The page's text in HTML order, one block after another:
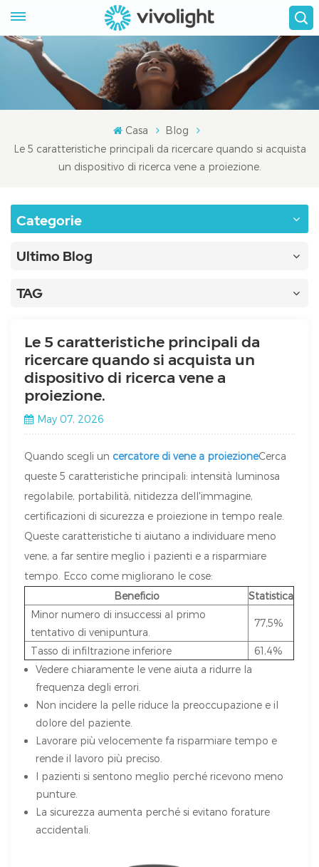
Casa
Blog
Le 5 caratteristiche principali da ricercare quando si acquista
un dispositivo di ricerca vene a proiezione.
Categorie
Ultimo Blog
TAG
Le 5 caratteristiche principali da
ricercare quando si acquista un
dispositivo di ricerca vene a
proiezione.
May 07, 2026
Quando scegli uncercatore di vene a proiezioneCerca
queste 5 caratteristiche principali: intensità luminosa
regolabile, portabilità, nitidezza dell'immagine,
certificazioni di sicurezza e proiezione in tempo reale.
Queste caratteristiche ti aiutano a individuare meno
vene, a far sentire meglio i pazienti e a risparmiare
tempo. Ecco come migliorano le cose:
Beneficio
Statistica
Minor numero di insuccessi al primo
tentativo di venipuntura.
77,5%
Tasso di infiltrazione inferiore
61,4%
Vedere chiaramente le vene aiuta a ridurre la
frequenza degli errori.
Non incidere la pelle riduce la preoccupazione e il
dolore del paziente.
Lavorare più velocemente fa risparmiare tempo e
rende il lavoro più preciso.
I pazienti si sentono meglio perché ricevono meno
punture.
La sicurezza aumenta perché si evitano forature
accidentali.